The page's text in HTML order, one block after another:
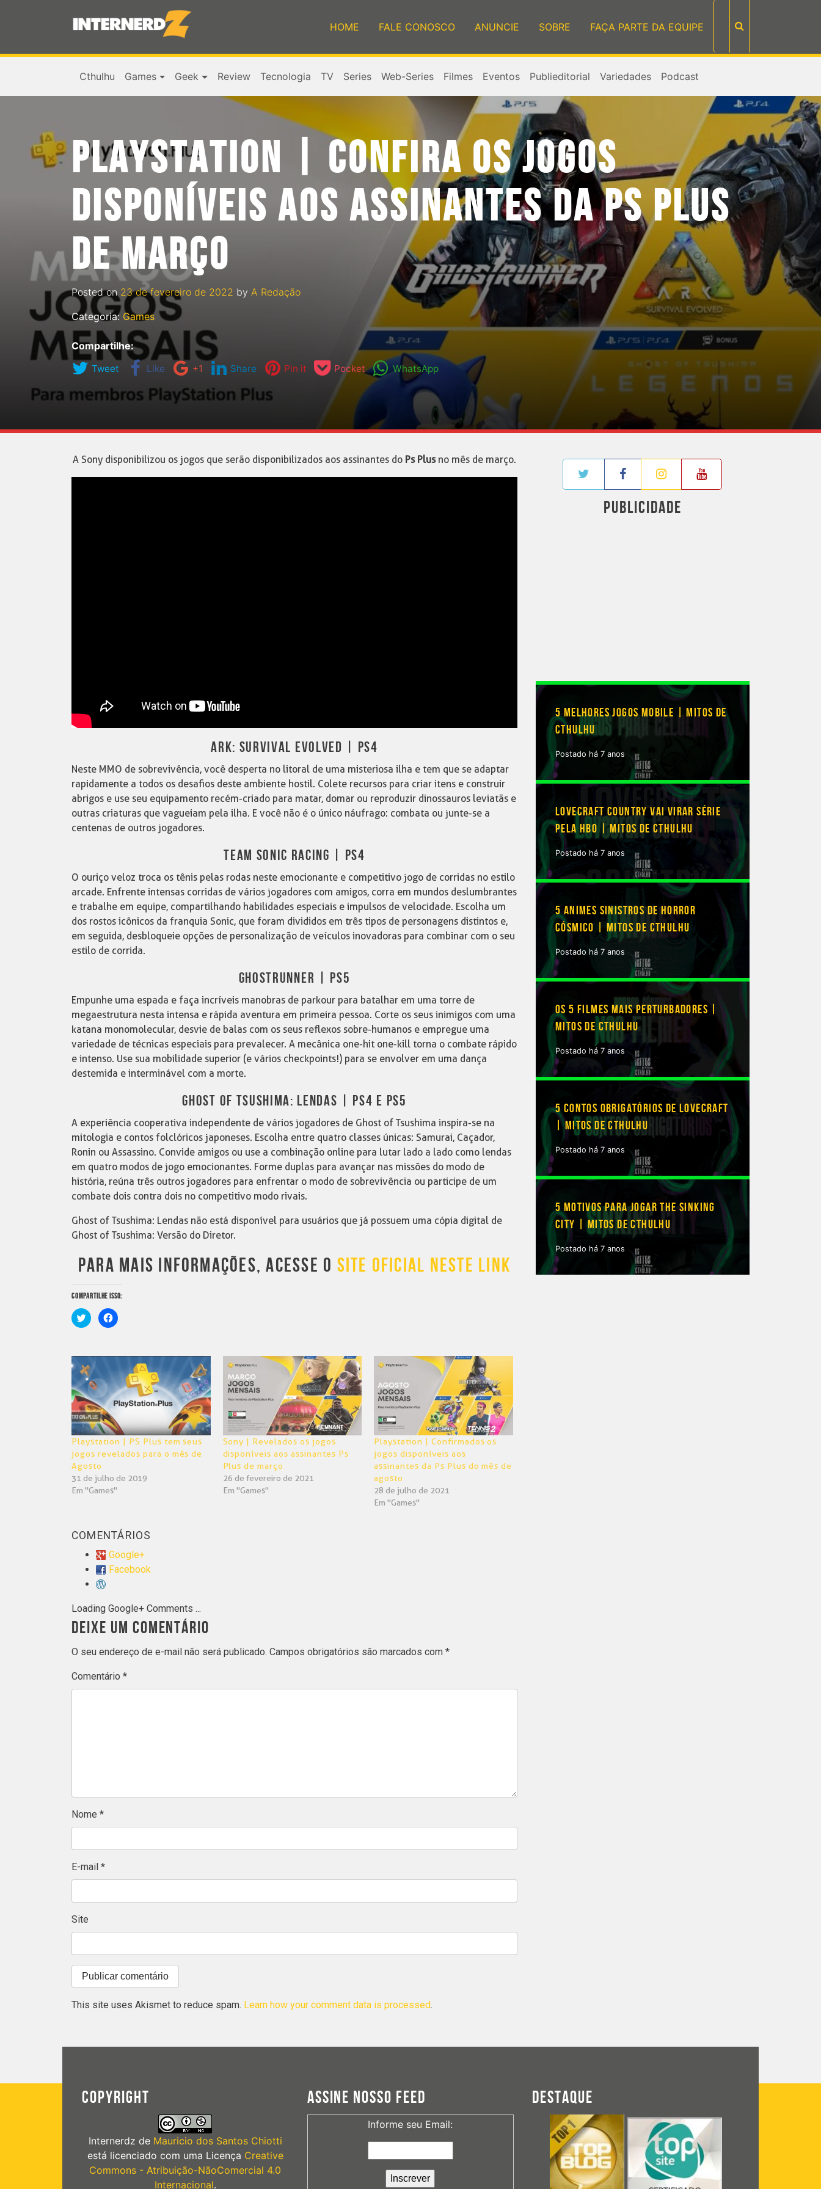
HOME FALE CONOSCO ANUNCIE SOBRE FAÇA PARTE DA EQUIPE
Cthulhu Games Geek Review Tecnologia TV Series Web-Series Filmes Eventos Publieditorial Variedades Podcast
PLAYSTATION | CONFIRA OS JOGOS
DISPONÍVEIS AOS ASSINANTES DA PS PLUS
DE MARÇO
Posted on 23 de fevereiro de 2022 by A Redação
Categoria: Games
Compartilhe:
Tweet Like +1 Share Pin it Pocket WhatsApp
A Sony disponibilizou os jogos que serão disponibilizados aos assinantes do Ps Plusno mês de março.
ARK: SURVIVAL EVOLVED | PS4
Neste MMO de sobrevivência, você desperta no litoral de uma misteriosa ilha e tem que se adaptar
rapidamente a todos os desafios deste ambiente hostil. Colete recursos para criar itens e construir
abrigos e use seu equipamento recém-criado para matar, domar ou reproduzir dinossauros leviatãs e
outras criaturas que vagueiam pela ilha. E você não é o único náufrago: combata ou junte-se a
centenas de outros jogadores.
TEAM SONIC RACING | PS4
O ouriço veloz troca os tênis pelas rodas neste emocionante e competitivo jogo de corridas no estilo
arcade. Enfrente intensas corridas de vários jogadores com amigos, corra em mundos deslumbrantes
e trabalhe em equipe, compartilhando habilidades especiais e impulsos de velocidade. Escolha um
dos rostos icônicos da franquia Sonic, que foram divididos em três tipos de personagens distintos e,
em seguida, desbloqueie opções de personalização de veículos inovadoras para combinar com o seu
estilo de corrida.
GHOSTRUNNER | PS5
Empunhe uma espada e faça incríveis manobras de parkour para batalhar em uma torre de
megaestrutura nesta intensa e rápida aventura em primeira pessoa. Corte os seus inimigos com uma
katana monomolecular, desvie de balas com os seus reflexos sobre-humanos e empregue uma
variedade de técnicas especiais para prevalecer. A mecânica one-hit one-kill torna o combate rápido
e intenso. Use sua mobilidade superior (e vários checkpoints!) para se envolver em uma dança
destemida e interminável com a morte.
GHOST OF TSUSHIMA: LENDAS | PS4 E PS5
A experiência cooperativa independente de vários jogadores de Ghost of Tsushima inspira-se na
mitologia e contos folclóricos japoneses. Escolha entre quatro classes únicas: Samurai, Caçador,
Ronin ou Assassino. Convide amigos ou use a combinação online para lutar lado a lado como lendas
em quatro modos de jogo emocionantes. Forme duplas para avançar nas missões do modo de
história, reúna três outros jogadores para enfrentar o modo de sobrevivência ou participe de um
combate dois contra dois no competitivo modo rivais.
Ghost of Tsushima: Lendas não está disponível para usuários que já possuem uma cópia digital de
Ghost of Tsushima: Versão do Diretor.
PARA MAIS INFORMAÇÕES, ACESSE O SITE OFICIAL NESTE LINK
COMPARTILHE ISSO:
Clique
para
em
nova
janela)
Clique
para
em
janela)
Playstation | PS Plus tem seus
jogos revelados para o mês de
Agosto
31 de julho de 2019
Em "Games"
Sony | Revelados os jogos
disponíveis aos assinantes Ps
Plus de março
26 de fevereiro de 2021
Em "Games"
Playstation | Confirmados os
jogos disponíveis aos
assinantes da Ps Plus do mês de
agosto
28 de julho de 2021
Em "Games"
COMENTÁRIOS
Google+
Facebook
Loading Google+ Comments ...
DEIXE UM COMENTÁRIO
O seu endereço de e-mail não será publicado. Campos obrigatórios são marcados com *
Comentário *
Nome *
E-mail *
Site
This site uses Akismet to reduce spam. Learn how your comment data is processed.
PUBLICIDADE
5 MELHORES JOGOS MOBILE | MITOS DE
CTHULHU
Postado há 7 anos
LOVECRAFT COUNTRY VAI VIRAR SÉRIE
PELA HBO | MITOS DE CTHULHU
Postado há 7 anos
5 ANIMES SINISTROS DE HORROR
CÓSMICO | MITOS DE CTHULHU
Postado há 7 anos
OS 5 FILMES MAIS PERTURBADORES |
MITOS DE CTHULHU
Postado há 7 anos
5 CONTOS OBRIGATÓRIOS DE LOVECRAFT
| MITOS DE CTHULHU
Postado há 7 anos
5 MOTIVOS PARA JOGAR THE SINKING
CITY | MITOS DE CTHULHU
Postado há 7 anos
COPYRIGHT
Internerdz de Mauricio dos Santos Chiotti
está licenciado com uma Licença Creative
Commons - Atribuição-NãoComercial 4.0
Internacional.
ASSINE NOSSO FEED
Informe seu Email:
DESTAQUE